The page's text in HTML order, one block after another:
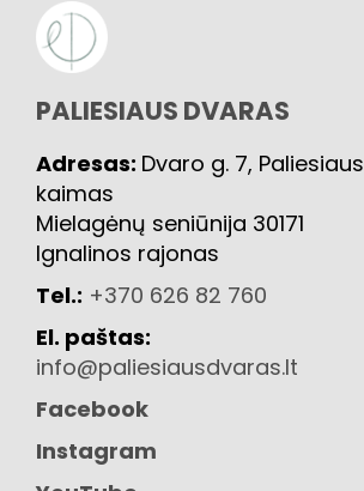
PALIESIAUS DVARAS
Adresas: Dvaro g. 7, Paliesiaus
kaimas
Mielagėnų seniūnija 30171
Ignalinos rajonas
Tel.: +370 626 82 760
El. paštas:
info@paliesiausdvaras.lt
Facebook
Instagram